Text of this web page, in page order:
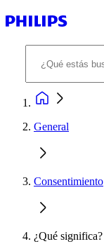
General
Consentimiento
¿Qué significa?